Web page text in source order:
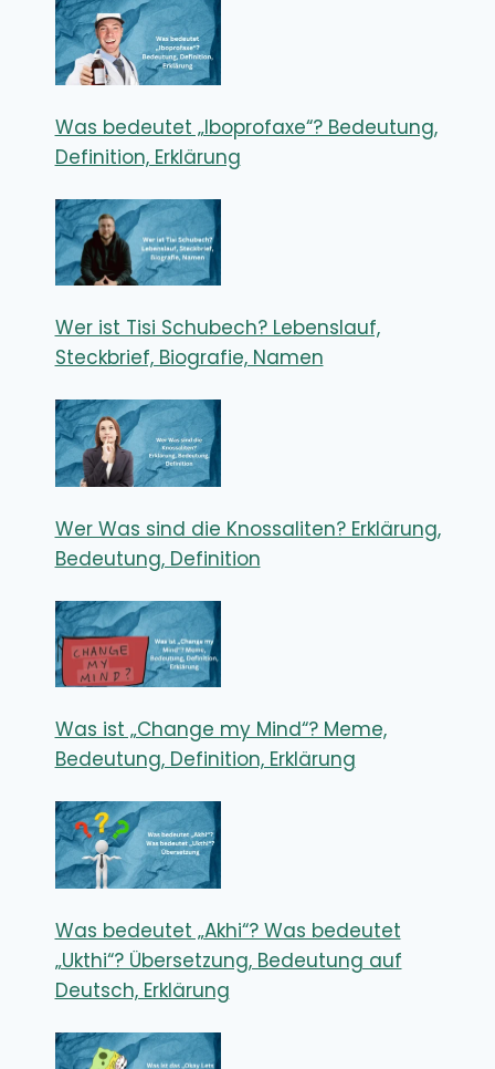
Was bedeutet „Iboprofaxe“? Bedeutung,
Definition, Erklärung
Wer ist Tisi Schubech? Lebenslauf,
Steckbrief, Biografie, Namen
Wer Was sind die Knossaliten? Erklärung,
Bedeutung, Definition
Was ist „Change my Mind“? Meme,
Bedeutung, Definition, Erklärung
Was bedeutet „Akhi“? Was bedeutet
„Ukthi“? Übersetzung, Bedeutung auf
Deutsch, Erklärung